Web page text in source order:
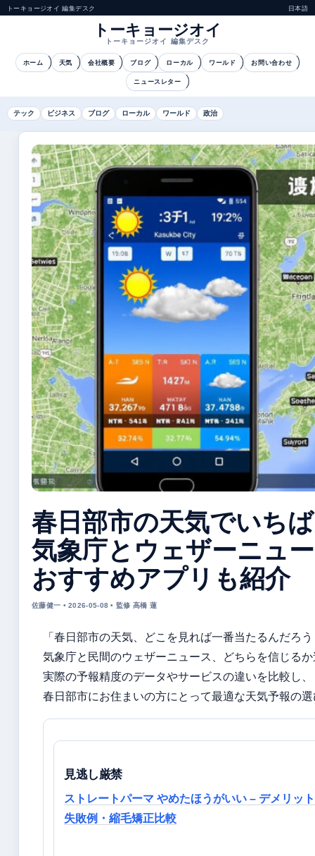
トーキョージオイ 編集デスク 日本語
トーキョージオイ
トーキョージオイ 編集デスク
ホーム 天気 会社概要 ブログ ローカル ワールド お問い合わせ
ニュースレター
テック ビジネス ブログ ローカル ワールド 政治
春日部市の天気でいち
気象庁とウェザーニュ
おすすめアプリも紹介
佐藤健一 • 2026-05-08 • 監修 高橋 蓮
「春日部市の天気、どこを見れば一番当たるんだろ
気象庁と民間のウェザーニュース、どちらを信じる
実際の予報精度のデータやサービスの違いを比較し、
春日部市にお住まいの方にとって最適な天気予報の
見逃し厳禁
ストレートパーマ やめたほうがいい – デメリッ
失敗例・縮毛矯正比較